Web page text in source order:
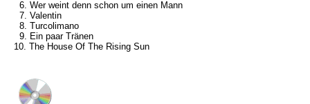
6. Wer weint denn schon um einen Mann
7. Valentin
8. Turcolimano
9. Ein paar Tränen
10. The House Of The Rising Sun